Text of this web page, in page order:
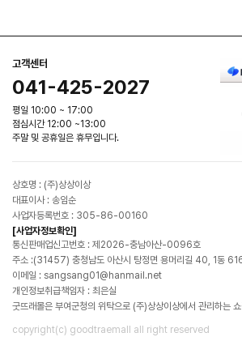
고객센터
041-425-2027
평일 10:00 ~ 17:00
점심시간 12:00 ~13:00
주말 및 공휴일은 휴무입니다.
상호명 : (주)상상이상
대표이사 : 송임순
사업자등록번호 : 305-86-00160
[사업자정보확인]
통신판매업신고번호 : 제2026-충남아산-0096호
주소 :(31457) 충청남도 아산시 탕정면 용머리길 40, 1동
이메일 : sangsang01@hanmail.net
개인정보취급책임자 : 최은실
굿뜨래몰은 부여군청의 위탁으로 (주)상상이상에서 관리하는
copyright(c) goodtraemall all right reserved